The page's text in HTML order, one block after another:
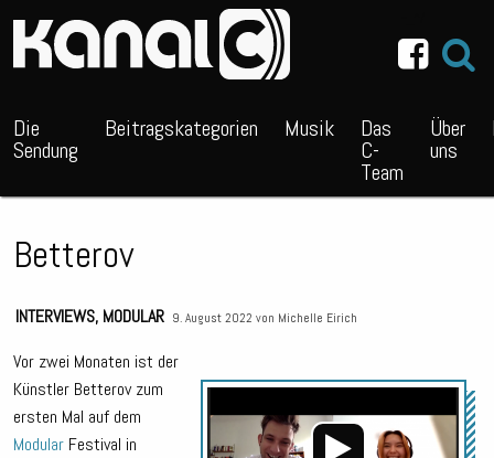
Die
Sendung
Beitragskategorien Musik Das
C-
Team
Über
uns
Betterov
INTERVIEWS, MODULAR 9. August 2022 von Michelle Eirich
Vor zwei Monaten ist der
Künstler Betterov zum
ersten Mal auf dem
Modular Festival in